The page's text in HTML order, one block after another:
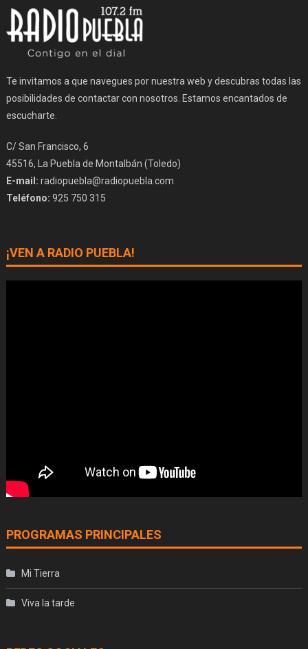
Te invitamos a que navegues por nuestra web y descubras todas las
posibilidades de contactar con nosotros. Estamos encantados de
escucharte.
C/ San Francisco, 6
45516, La Puebla de Montalbán (Toledo)
E-mail: radiopuebla@radiopuebla.com
Teléfono: 925 750 315
¡VEN A RADIO PUEBLA!
PROGRAMAS PRINCIPALES
Mi Tierra
Viva la tarde